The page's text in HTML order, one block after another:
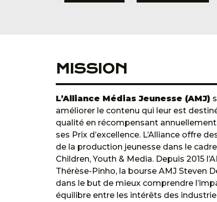
MISSION
L’Alliance Médias Jeunesse (AMJ)
améliorer le contenu qui leur est
qualité en récompensant
ses Prix d’excellence. L’Alliance offre
de la production jeunesse dans le
Children, Youth & Media. Depuis 2015
Thérèse-Pinho, la bourse AMJ Steven
dans le but de mieux comprendre
équilibre entre les intérêts des